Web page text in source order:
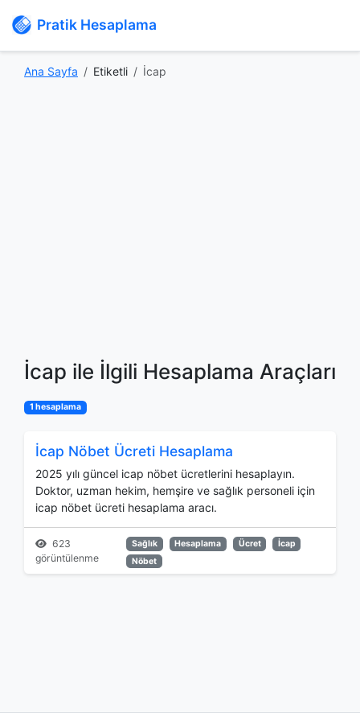
Pratik Hesaplama
Ana Sayfa Etiketli İcap
İcap ile İlgili Hesaplama Araçları
1 hesaplama
İcap Nöbet Ücreti Hesaplama
2025 yılı güncel icap nöbet ücretlerini hesaplayın.
Doktor, uzman hekim, hemşire ve sağlık personeli için
icap nöbet ücreti hesaplama aracı.
623
görüntülenme
Sağlık Hesaplama Ücret
İcap
Nöbet